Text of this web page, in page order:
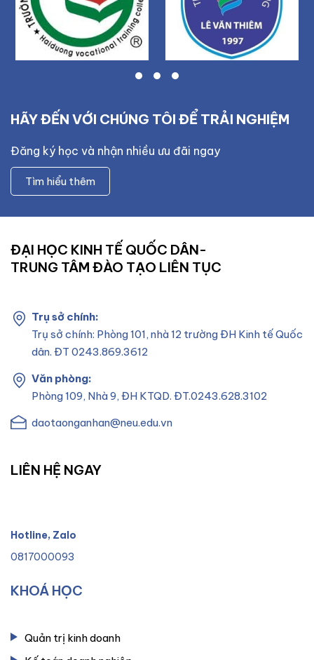
HÃY ĐẾN VỚI CHÚNG TÔI ĐỂ TRẢI NGHIỆM
Đăng ký học và nhận nhiều ưu đãi ngay
Tìm hiểu thêm
ĐẠI HỌC KINH TẾ QUỐC DÂN-
TRUNG TÂM ĐÀO TẠO LIÊN TỤC
Trụ sở chính:
Trụ sở chính: Phòng 101, nhà 12 trường ĐH Kinh tế Quốc
dân. ĐT 0243.869.3612
Văn phòng:
Phòng 109, Nhà 9, ĐH KTQD. ĐT.0243.628.3102
daotaonganhan@neu.edu.vn
LIÊN HỆ NGAY
Hotline, Zalo
0817000093
KHOÁ HỌC
Quản trị kinh doanh